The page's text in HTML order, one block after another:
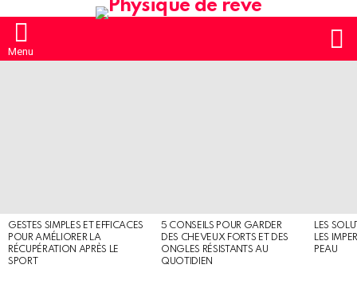
Menu
GESTES SIMPLES ET EFFICACES
POUR AMÉLIORER LA
RÉCUPÉRATION APRÈS LE
SPORT
5 CONSEILS POUR GARDER
DES CHEVEUX FORTS ET DES
ONGLES RÉSISTANTS AU
QUOTIDIEN
LES
LES
PEAU